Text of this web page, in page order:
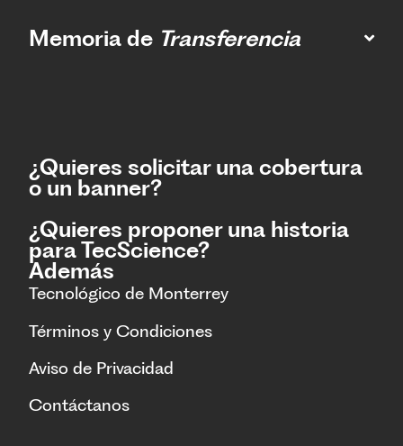
Memoria de Transferencia
¿Quieres solicitar una cobertura
o un banner?
¿Quieres proponer una historia
para TecScience?
Además
Tecnológico de Monterrey
Términos y Condiciones
Aviso de Privacidad
Contáctanos